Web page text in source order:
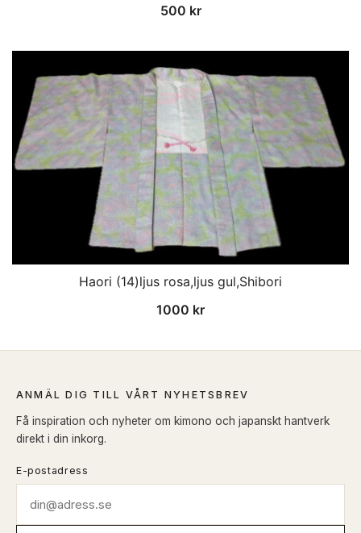
500 kr
Haori (14)ljus rosa,ljus gul,Shibori
1000 kr
ANMÄL DIG TILL VÅRT NYHETSBREV
Få inspiration och nyheter om kimono och japanskt hantverk
direkt i din inkorg.
E-postadress